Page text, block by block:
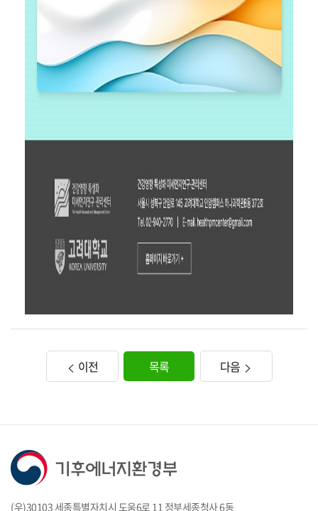
이전 목록 다음
(우)30103 세종특별자치시 도움6로 11 정부세종청사 6동